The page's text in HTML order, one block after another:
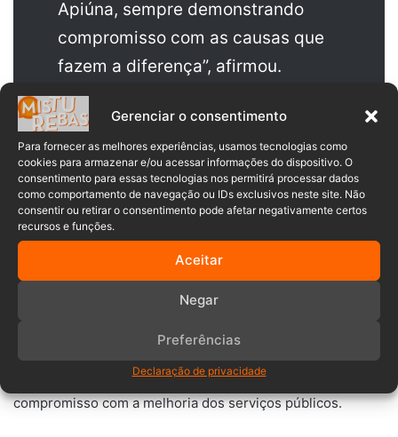
Gerenciar o consentimento
Para fornecer as melhores experiências, usamos tecnologias como
cookies para armazenar e/ou acessar informações do dispositivo. O
consentimento para essas tecnologias nos permitirá processar dados
como comportamento de navegação ou IDs exclusivos neste site. Não
consentir ou retirar o consentimento pode afetar negativamente certos
recursos e funções.
Aceitar
Negar
Preferências
Declaração de privacidade
Apiúna, sempre demonstrando
compromisso com as causas que
fazem a diferença”, afirmou.
O mandato de Rúbia tem se consolidado por meio de
parcerias estratégicas com grandes lideranças do PL,
como as deputadas Ana Campagnolo e Julia Zanatta.
Juntas, essas articulações já garantiram mais de R$ 700
mil em investimentos para Apiúna.
Antes mesmo de assumir o cargo, Rúbia articulou, com o
apoio de Julia Zanatta, R$ 250 mil destinados à saúde do
município.
Em agosto deste ano, a deputada federal voltou a Apiúna
para anunciar mais R$ 300 mil para a área, reforçando o
compromisso com a melhoria dos serviços públicos.